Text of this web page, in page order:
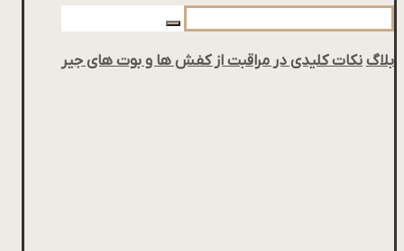
بلاگنکات کلیدی در مراقبت از کفش ها و بوت های جیر